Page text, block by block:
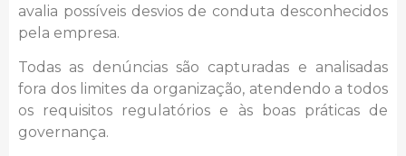
avalia possíveis desvios de conduta desconhecidos
pela empresa.
Todas as denúncias são capturadas e analisadas
fora dos limites da organização, atendendo a todos
os requisitos regulatórios e às boas práticas de
governança.